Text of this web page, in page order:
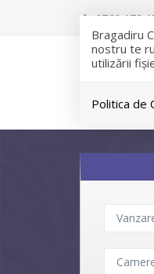
Bragadiru
nostru te
utilizării
Politica de
0769 172